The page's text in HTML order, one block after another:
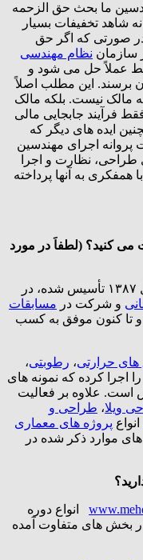
ما بحث حق الزحمه
شاهد تخفیفات بسیار
صورتی که اگر حق
سازمان نظام مهندسی
عملاً حل می شود و
برسند. این مطلب اصلاً
مالک نیست. بلکه مالک
فرآیند جابجایی مالی
ایده های دیگر که
پروانه اجرای مهندسین
نظارت و اجرا
همفکری به آنها پرداخته
می کنید؟ (لطفاَ در مورد
که از سال ۱۳۸۷ تأسیس شده، در
و شرکت در مسابقات
و تا کنون موفق به کسب
های حرارتی، رطوبتی،
اجرا کرده که نمونه های
است. علاوه بر فعالیت
ویلا، طراحی و
انواع پروژه های معماری
موارد ذکر شده در
انواع دوره
بخش های متفاوت آمده